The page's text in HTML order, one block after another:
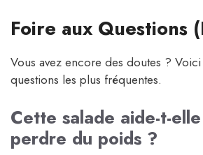
Foire aux Questions
Vous avez encore des doutes ?
questions les plus fréquentes.
Cette salade aide-t-
perdre du poids ?